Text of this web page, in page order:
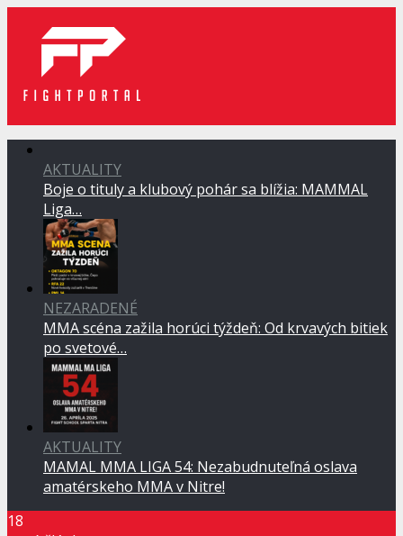
AKTUALITY
Boje o tituly a klubový pohár sa blížia: MAMMAL
Liga…
NEZARADENÉ
MMA scéna zažila horúci týždeň: Od krvavých bitiek
po svetové…
AKTUALITY
MAMAL MMA LIGA 54: Nezabudnuteľná oslava
amatérskeho MMA v Nitre!
18